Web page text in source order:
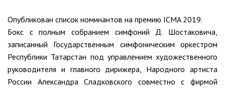
Опубликован список номинантов на премию ICMA 2019.
Бокс с полным собранием симфоний Д. Шостаковича,
записанный Государственным симфоническим оркестром
Республики Татарстан под управлением художественного
руководителя и главного дирижера, Народного артиста
России Александра Сладковского совместно с фирмой